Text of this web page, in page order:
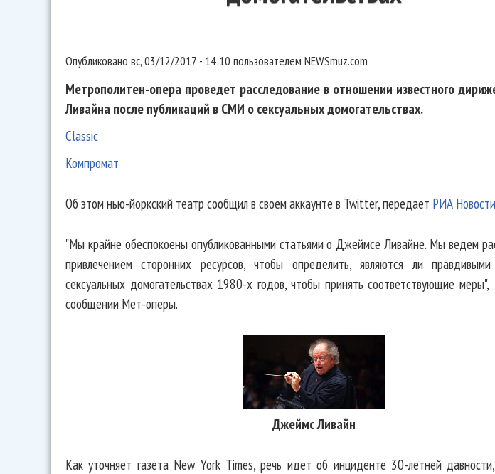
Опубликовано вс, 03/12/2017 - 14:10 пользователем NEWSmuz.com
Метрополитен-опера проведет расследование в отношении известного
Ливайна после публикаций в СМИ о сексуальных домогательствах.
Classic
Компромат
Об этом нью-йоркский театр сообщил в своем аккаунте в Twitter, передает РИА Новости
"Мы крайне обеспокоены опубликованными статьями о Джеймсе Ливайне. Мы ведем
привлечением сторонних ресурсов, чтобы определить, являются ли
сексуальных домогательствах 1980-х годов, чтобы принять соответствующие меры",
сообщении Мет-оперы.
Джеймс Ливайн
Как уточняет газета New York Times, речь идет об инциденте 30-летней